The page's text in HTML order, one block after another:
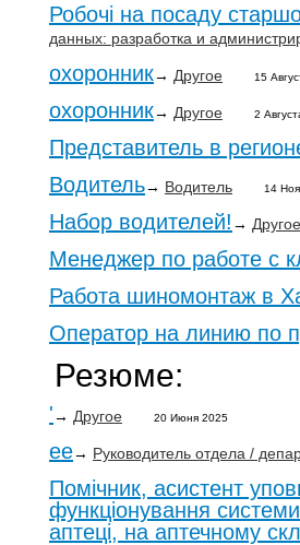
Робочі на посаду
данных: разработка и
охоронник→ Другое 15
охоронник→ Другое 2
Представитель в
Водитель→ Водитель 14
Набор водителей! → Другое
Менеджер по работе с
Работа шиномонтаж в
Оператор на линию по
Резюме:
'→ Другое 20 Июня 2025
ee→ Руководитель отдела /
Помічник, асистент
функціонування системи
аптеці, на аптечному